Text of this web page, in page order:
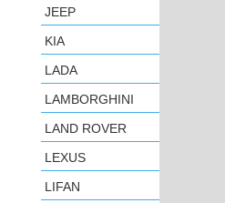
JEEP
KIA
LADA
LAMBORGHINI
LAND ROVER
LEXUS
LIFAN